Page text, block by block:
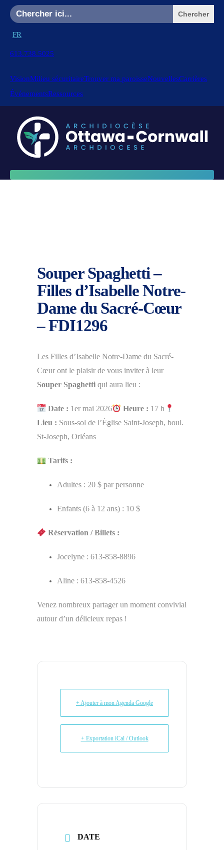
Search
for:
FR
613.738.5025
VisionMilieu sécuritaireTrouver ma paroisseNouvellesCarrières
ÉvénementsRessources
Souper Spaghetti –
Filles d’Isabelle Notre-
Dame du Sacré-Cœur
– FDI1296
Les Filles d’Isabelle Notre-Dame du Sacré-
Cœur ont le plaisir de vous inviter à leur
Souper Spaghetti qui aura lieu :
Date : 1er mai 2026 Heure : 17 h
Lieu : Sous-sol de l’Église Saint-Joseph, boul.
St-Joseph, Orléans
Tarifs :
Adultes : 20 $ par personne
Enfants (6 à 12 ans) : 10 $
Réservation / Billets :
Jocelyne : 613-858-8896
Aline : 613-858-4526
Venez nombreux partager un moment convivial
autour d’un délicieux repas !
+ Ajouter à mon Agenda Google
+ Exportation iCal / Outlook
DATE